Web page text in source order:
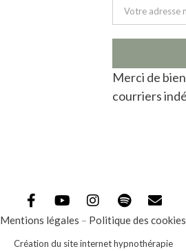
Merci de
courriers
Mentions légales – Politique des cookies
Création du site internet hypnothérapie